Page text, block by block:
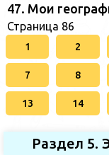
47. Мои
Страница 86
1 2
7 8
13 14
Раздел 5.